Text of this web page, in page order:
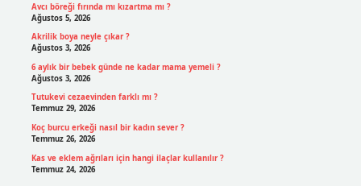
Avcı böreği fırında mı kızartma mı ?
Ağustos 5, 2026
Akrilik boya neyle çıkar ?
Ağustos 3, 2026
6 aylık bir bebek günde ne kadar mama yemeli ?
Ağustos 3, 2026
Tutukevi cezaevinden farklı mı ?
Temmuz 29, 2026
Koç burcu erkeği nasıl bir kadın sever ?
Temmuz 26, 2026
Kas ve eklem ağrıları için hangi ilaçlar kullanılır ?
Temmuz 24, 2026